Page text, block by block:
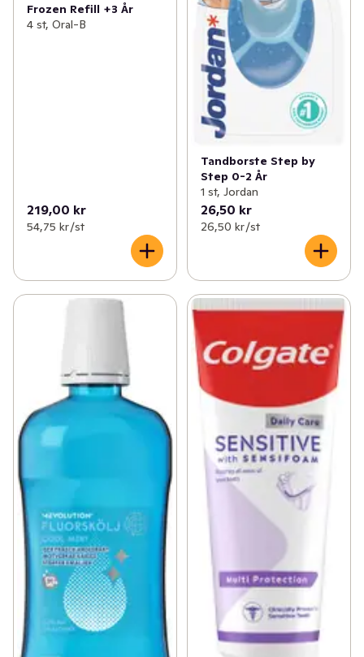
Frozen Refill +3 År
4 st, Oral-B
219,00 kr
54,75 kr /st
Tandborste Step by
Step 0-2 År
1 st, Jordan
26,50 kr
26,50 kr /st